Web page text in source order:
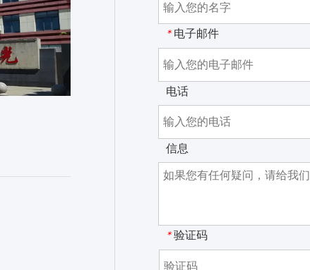
* 电子邮件
电话
信息
* 验证码